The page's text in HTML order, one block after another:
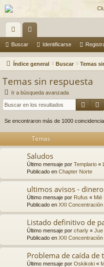
nl
ac
pi
s
or
os
Buscar Identificarse
Índice general Buscar Temas
Temas sin respuesta
Ir a búsqueda avanzada
Se encontraron más de 1000
Temas
Saludos
Último mensaje por Templario «
Publicado en Chapter Norte
ultimos avisos -
Último mensaje por Rufus « Mié
Publicado en XXI
Listado definitivo de
Último mensaje por charly « Jue
Publicado en XXI
Problema de caída de
Último mensaje por Oskikoki «